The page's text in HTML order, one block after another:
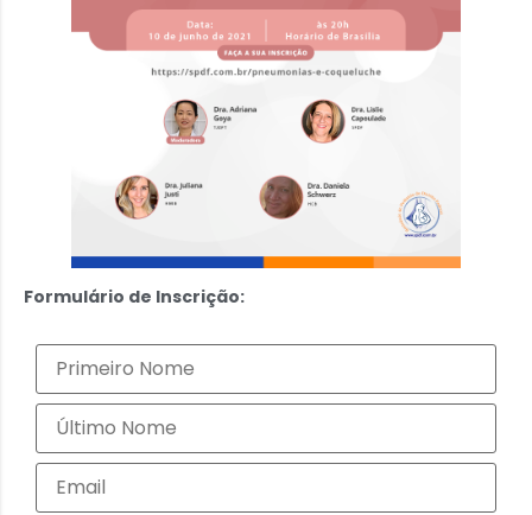
Formulário de Inscrição: